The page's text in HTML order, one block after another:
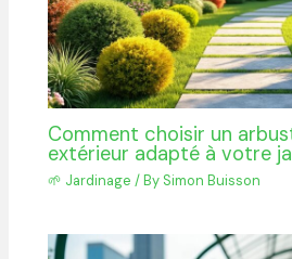
Comment choisir un
extérieur adapté à votre
🌱 Jardinage / By Simon Buisson